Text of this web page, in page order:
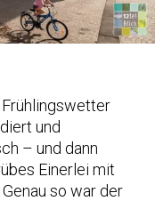
und
– und dann
Einerlei mit
so war der